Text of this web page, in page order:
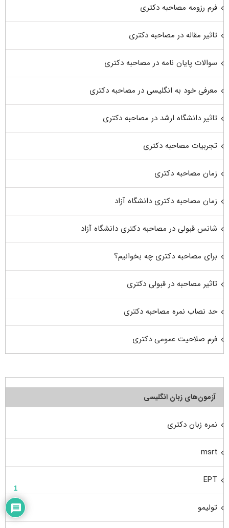
فرم رزومه مصاحبه دکتری
تاثیر مقاله در مصاحبه دکتری
سوالات پایان نامه در مصاحبه دکتری
معرفی خود به انگلیسی در مصاحبه دکتری
تاثیر دانشگاه ارشد در مصاحبه دکتری
تجربیات مصاحبه دکتری
زمان مصاحبه دکتری
زمان مصاحبه دکتری دانشگاه آزاد
شانس قبولی در مصاحبه دکتری دانشگاه آزاد
برای مصاحبه دکتری چه بخوانیم؟
تاثیر مصاحبه در قبولی دکتری
حد نصاب نمره مصاحبه دکتری
فرم صلاحیت عمومی دکتری
آزمون‌های زبان انگلیسی
نمره زبان دکتری
msrt
EPT
تولیمو
1